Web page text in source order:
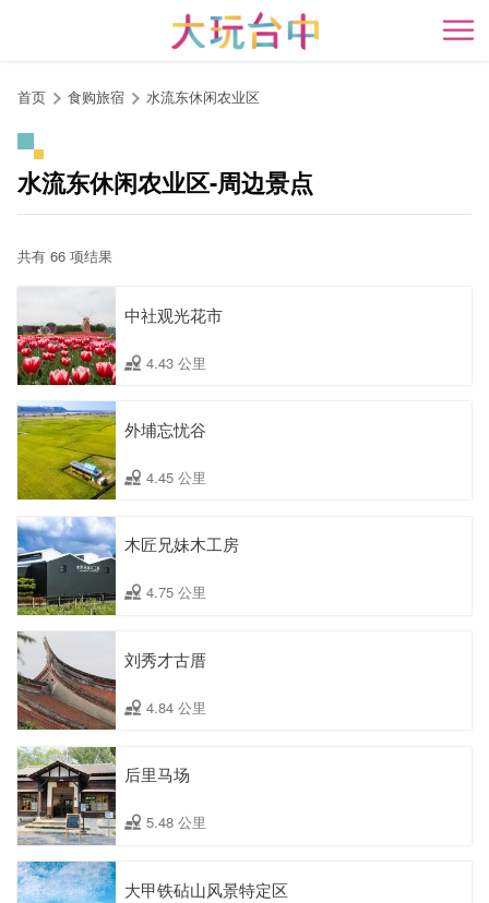
开
首页 食购旅宿 水流东休闲农业区
水流东休闲农业区-周边景点
共有 66 项结果
中社观光花市
4.43 公里
外埔忘忧谷
4.45 公里
木匠兄妹木工房
4.75 公里
刘秀才古厝
4.84 公里
后里马场
5.48 公里
大甲铁砧山风景特定区